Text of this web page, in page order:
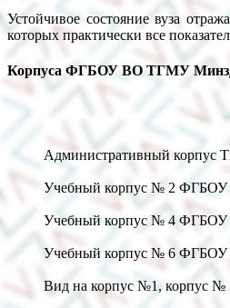
Устойчивое состояние вуза
которых практически все
Корпуса ФГБОУ ВО ТГМУ
Административный корпус
Учебный корпус № 2 ФГБОУ
Учебный корпус № 4 ФГБОУ
Учебный корпус № 6 ФГБОУ
Вид на корпус №1, корпус №